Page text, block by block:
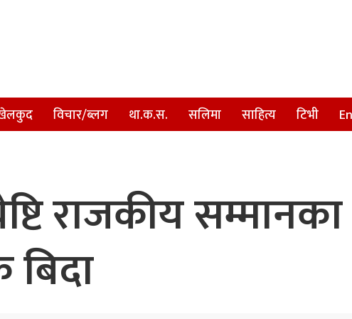
विचार/ब्लग था.क.स. सलिमा साहित्य टिभी
राजकीय